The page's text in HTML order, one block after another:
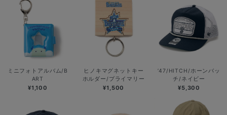
ミニフォトアルバム/B
ART
¥1,100
ヒノキマグネットキー
ホルダー/プライマリー
¥1,500
’47/HITCH/ホーンバッ
チ/ネイビー
¥5,300